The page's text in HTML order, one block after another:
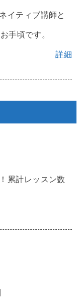
イティブ講師と
手頃です。
詳細
累計レッスン数